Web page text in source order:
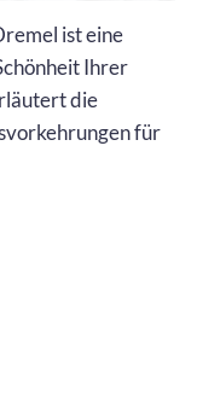
ist eine
Ihrer
die
für